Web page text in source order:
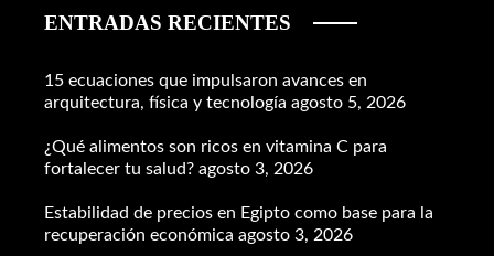
ENTRADAS RECIENTES
15 ecuaciones que impulsaron avances en
arquitectura, física y tecnología agosto 5, 2026
¿Qué alimentos son ricos en vitamina C para
fortalecer tu salud? agosto 3, 2026
Estabilidad de precios en Egipto como base para la
recuperación económica agosto 3, 2026